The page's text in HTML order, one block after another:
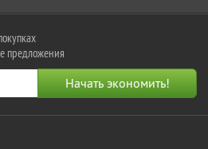
предложения